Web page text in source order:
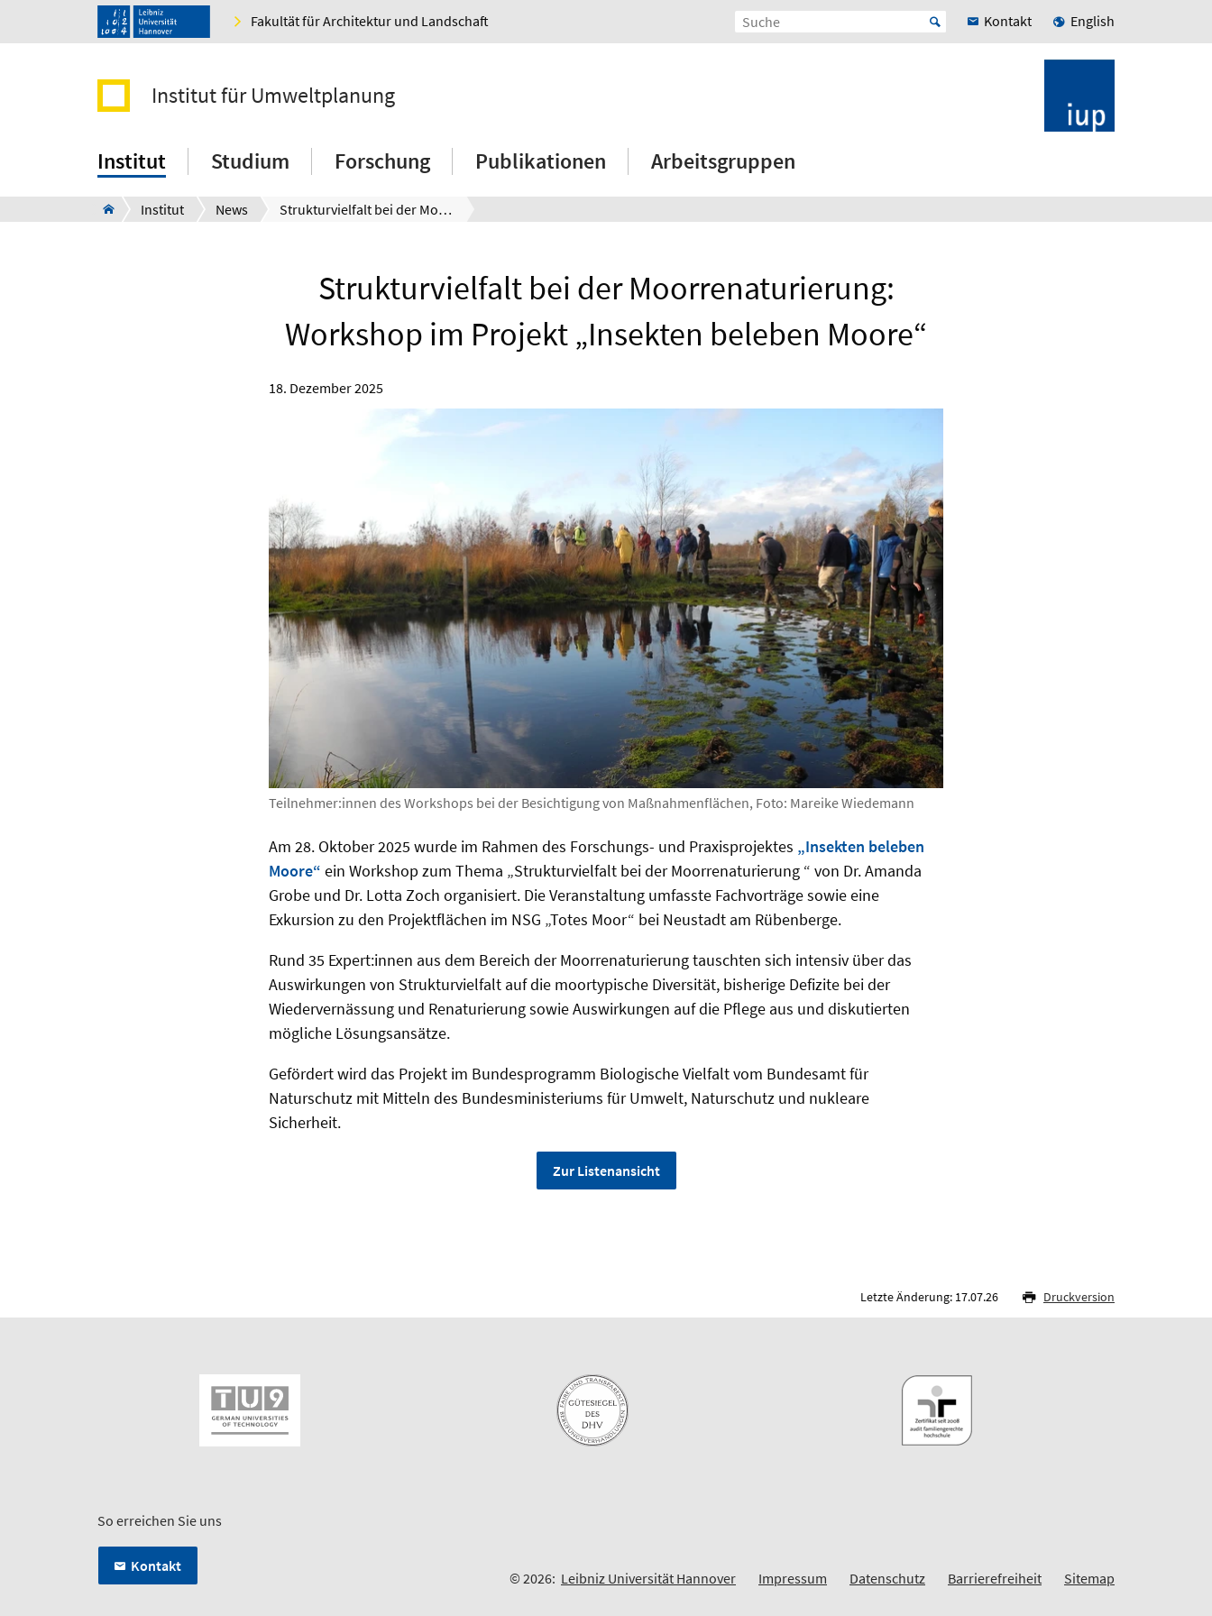
Fakultät für Architektur und Landschaft Kontakt English
Institut für Umweltplanung
Institut Studium Forschung Publikationen Arbeitsgruppen
Institut News Strukturvielfalt bei der Moorrenaturierung: Workshop im Projekt „Insekten beleben Moore“
Strukturvielfalt bei der Moorrenaturierung:
Workshop im Projekt „Insekten beleben Moore“
18. Dezember 2025
Teilnehmer:innen des Workshops bei der Besichtigung von Maßnahmenflächen, Foto: Mareike Wiedemann
Am 28. Oktober 2025 wurde im Rahmen des Forschungs- und Praxisprojektes „Insekten beleben
Moore“ ein Workshop zum Thema „Strukturvielfalt bei der Moorrenaturierung “ von Dr. Amanda
Grobe und Dr. Lotta Zoch organisiert. Die Veranstaltung umfasste Fachvorträge sowie eine
Exkursion zu den Projektflächen im NSG „Totes Moor“ bei Neustadt am Rübenberge.
Rund 35 Expert:innen aus dem Bereich der Moorrenaturierung tauschten sich intensiv über das
Auswirkungen von Strukturvielfalt auf die moortypische Diversität, bisherige Defizite bei der
Wiedervernässung und Renaturierung sowie Auswirkungen auf die Pflege aus und diskutierten
mögliche Lösungsansätze.
Gefördert wird das Projekt im Bundesprogramm Biologische Vielfalt vom Bundesamt für
Naturschutz mit Mitteln des Bundesministeriums für Umwelt, Naturschutz und nukleare
Sicherheit.
Zur Listenansicht
Letzte Änderung: 17.07.26 Druckversion
So erreichen Sie uns
Kontakt
© 2026: Leibniz Universität Hannover Impressum Datenschutz Barrierefreiheit Sitemap